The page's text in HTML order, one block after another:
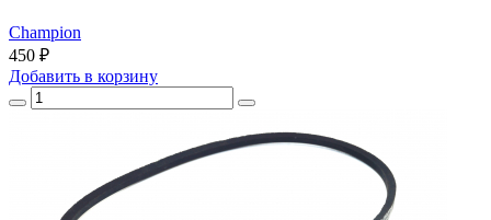
Champion
450 ₽
Добавить в корзину